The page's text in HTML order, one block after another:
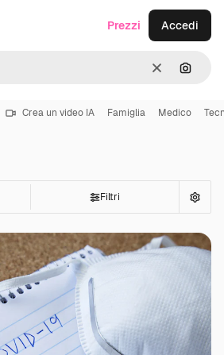
CancellaCerca
Prezzi Accedi
Crea un video IA Famiglia Medico
Filtri